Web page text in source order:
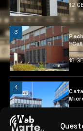
12
3
18
4